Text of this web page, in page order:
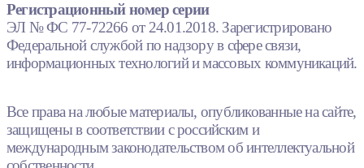
Регистрационный номер серии
ЭЛ № ФС 77-72266 от 24.01.2018. Зарегистрировано
Федеральной службой по надзору в сфере связи,
информационных технологий и массовых коммуникаций.
Все права на любые материалы, опубликованные на сайте,
защищены в соответствии с российским и
международным законодательством об интеллектуальной